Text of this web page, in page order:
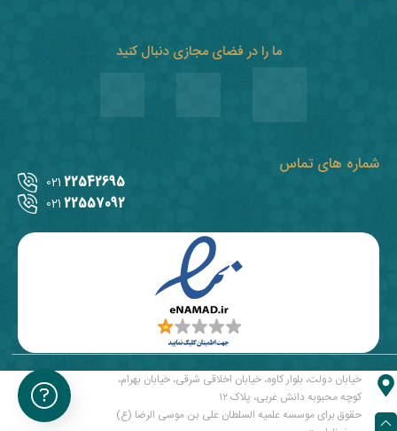
شماره های تماس
22542695
021
22557092
021
ما را در فضای مجازی دنبال کنید
خیابان دولت، بلوار کاوه، خیابان اخلاقی شرقی، خیابان بهرام،
کوچه محبوبه دانش غربی، پلاک ۱۲
حقوق برای موسسه علمیه السلطان علی بن موسی الرضا (ع)